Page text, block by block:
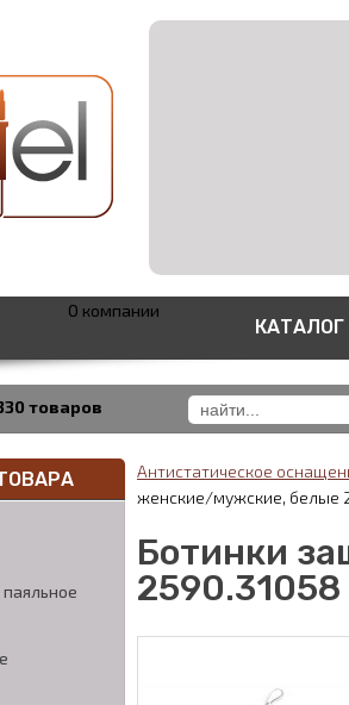
товаров
О компании
КАТАЛОГ
Антистатическое
женские/мужские, белые
Ботинки
2590.31058